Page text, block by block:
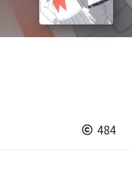
484